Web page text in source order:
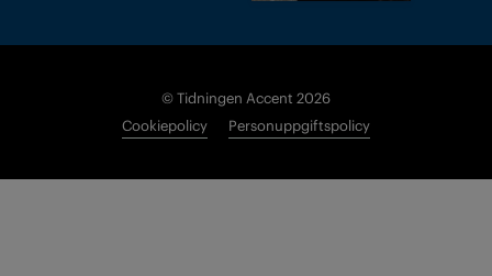
© Tidningen Accent 2026
Cookiepolicy
Personuppgiftspolicy